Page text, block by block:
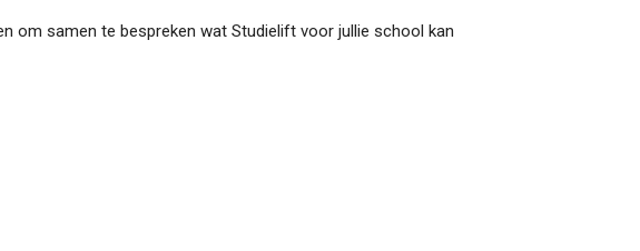
om samen te bespreken wat Studielift voor jullie school kan